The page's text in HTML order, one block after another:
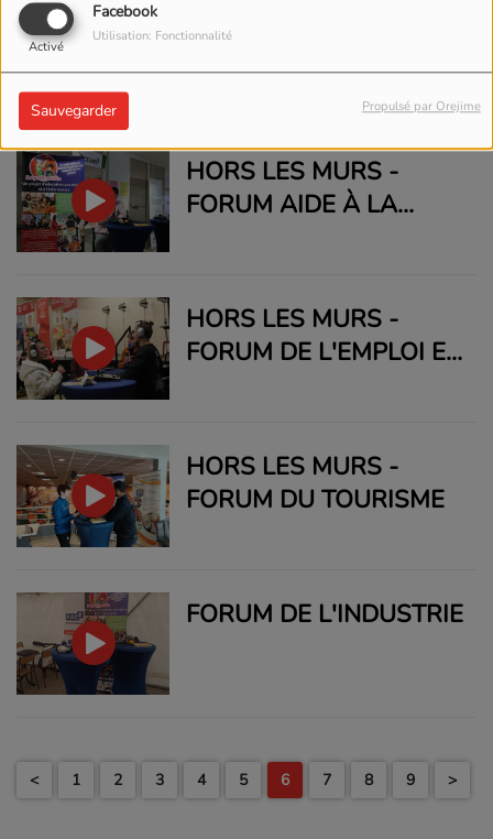
Facebook
Activé
Utilisation: Fonctionnalité
Sauvegarder Propulsé par Orejime
EMISSION DU COLLÈGE
HORS LES MURS -
FORUM AIDE À LA
HORS LES MURS -
FORUM DE L'EMPLOI ET
HORS LES MURS -
FORUM DU TOURISME
FORUM DE L'INDUSTRIE
< 1 2 3 4 5 6 7 8 9 >